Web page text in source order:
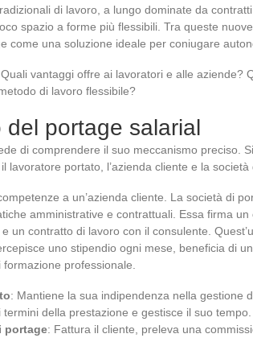
di lavoro, a lungo dominate da
spazio a forme più flessibili. Tra queste
come una soluzione ideale per coniugare
vantaggi offre ai lavoratori e alle aziende?
di lavoro flessibile?
portage salarial
di comprendere il suo meccanismo preciso.
lavoratore portato, l’azienda cliente e la società
a un’azienda cliente. La società di
amministrative e contrattuali. Essa firma un
un contratto di lavoro con il consulente.
uno stipendio ogni mese, beneficia di
professionale.
: Mantiene la sua indipendenza nella gestione
della prestazione e gestisce il suo tempo.
portage: Fattura il cliente, preleva una